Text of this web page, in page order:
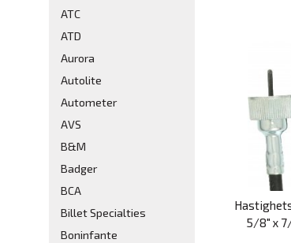
ATC
ATD
Aurora
Autolite
Autometer
AVS
B&M
Badger
BCA
Billet Specialties
Boninfante
5/8" x